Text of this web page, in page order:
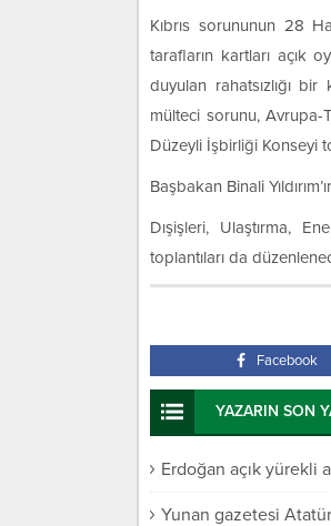
Kıbrıs sorununun 28
tarafların kartları açık
duyulan rahatsızlığı
mülteci sorunu, Avrupa-
Düzeyli İşbirliği Konseyi
Başbakan Binali
Dışişleri, Ulaştırma,
toplantıları da
Facebook
YAZARIN SON
Erdoğan açık yürekli
Yunan gazetesi